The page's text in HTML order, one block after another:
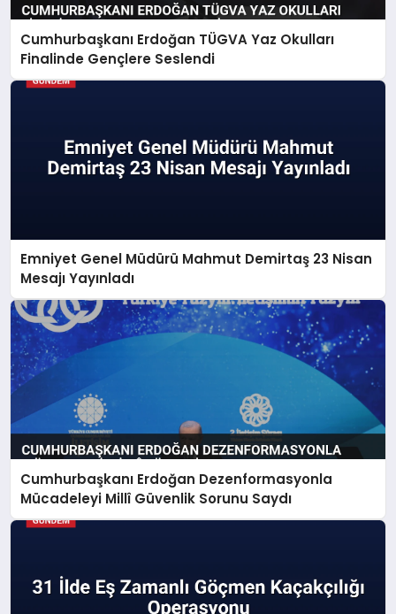
Cumhurbaşkanı Erdoğan TÜGVA Yaz Okulları
Finalinde Gençlere Seslendi
Emniyet Genel Müdürü Mahmut Demirtaş 23 Nisan
Mesajı Yayınladı
Cumhurbaşkanı Erdoğan Dezenformasyonla
Mücadeleyi Millî Güvenlik Sorunu Saydı